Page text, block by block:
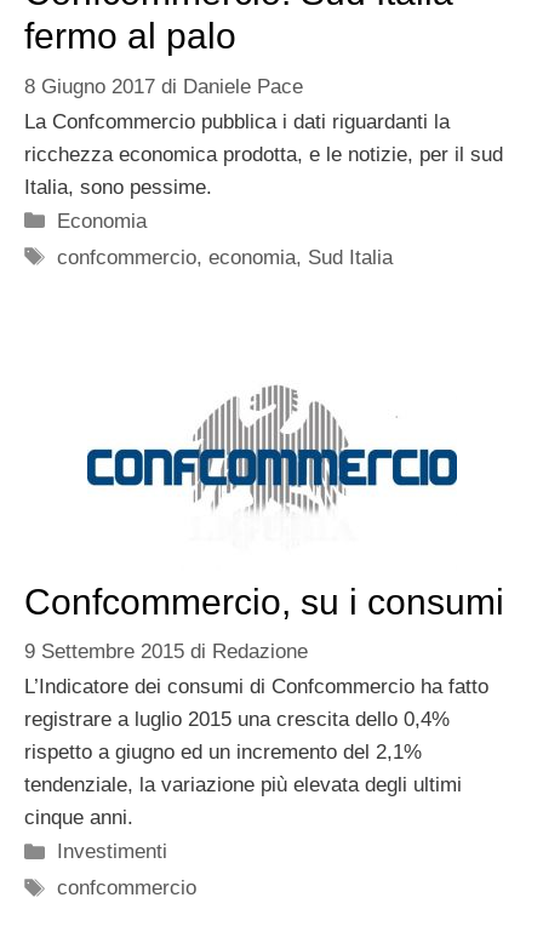
fermo al palo
8 Giugno 2017 di Daniele Pace
La Confcommercio pubblica i dati riguardanti la
ricchezza economica prodotta, e le notizie, per il sud
Italia, sono pessime.
Categorie
Economia
Tag
confcommercio,economia, Sud Italia
Confcommercio, su i consumi
9 Settembre 2015 di Redazione
L’Indicatore dei consumi di Confcommercio ha fatto
registrare a luglio 2015 una crescita dello 0,4%
rispetto a giugno ed un incremento del 2,1%
tendenziale, la variazione più elevata degli ultimi
cinque anni.
Categorie
Investimenti
Tag
confcommercio